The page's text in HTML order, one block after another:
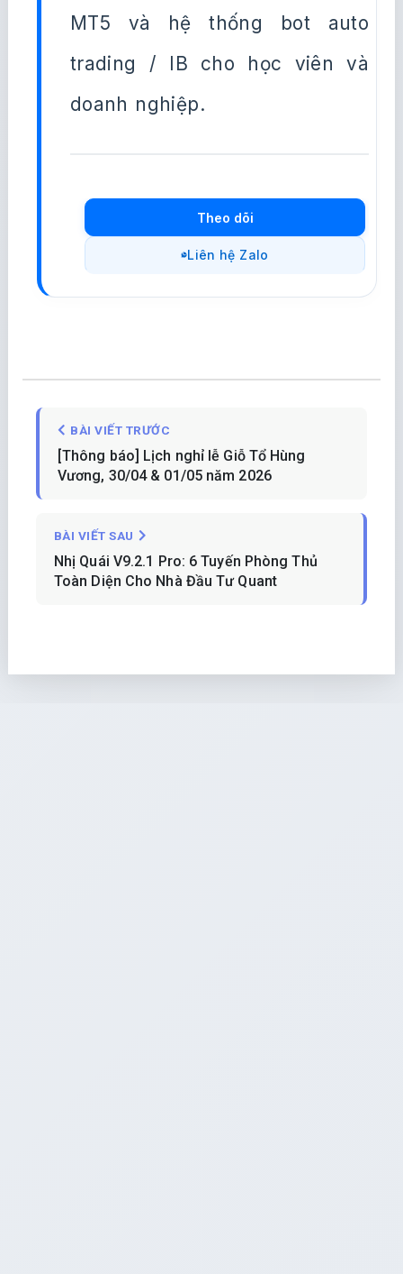
MT5 và hệ thống bot auto
trading / IB cho học viên và
doanh nghiệp.
Theo dõi
Liên hệ Zalo
BÀI VIẾT TRƯỚC
[Thông báo] Lịch nghỉ lễ Giỗ Tổ Hùng
Vương, 30/04 & 01/05 năm 2026
BÀI VIẾT SAU
Nhị Quái V9.2.1 Pro: 6 Tuyến Phòng Thủ
Toàn Diện Cho Nhà Đầu Tư Quant